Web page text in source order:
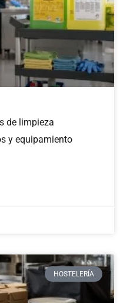
de limpieza
y equipamiento
HOSTELERÍA